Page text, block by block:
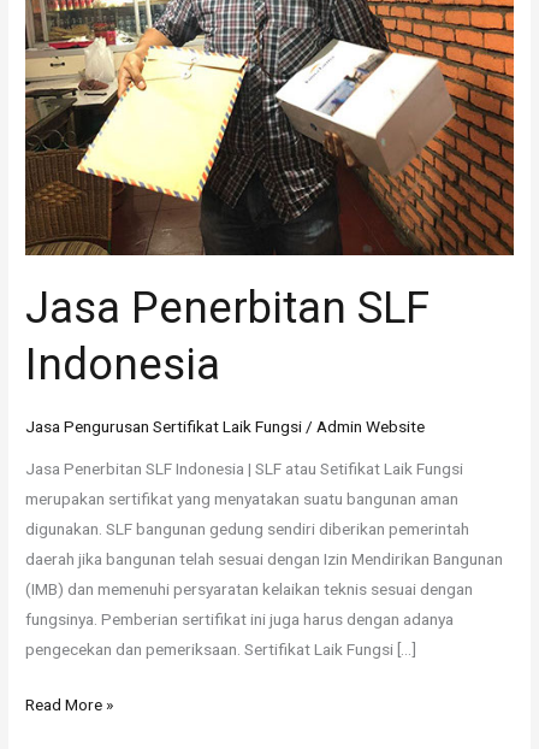
Jasa Penerbitan SLF
Indonesia
Jasa Pengurusan Sertifikat Laik Fungsi / Admin Website
Jasa Penerbitan SLF Indonesia | SLF atau Setifikat Laik Fungsi
merupakan sertifikat yang menyatakan suatu bangunan aman
digunakan. SLF bangunan gedung sendiri diberikan pemerintah
daerah jika bangunan telah sesuai dengan Izin Mendirikan Bangunan
(IMB) dan memenuhi persyaratan kelaikan teknis sesuai dengan
fungsinya. Pemberian sertifikat ini juga harus dengan adanya
pengecekan dan pemeriksaan. Sertifikat Laik Fungsi […]
Read More »